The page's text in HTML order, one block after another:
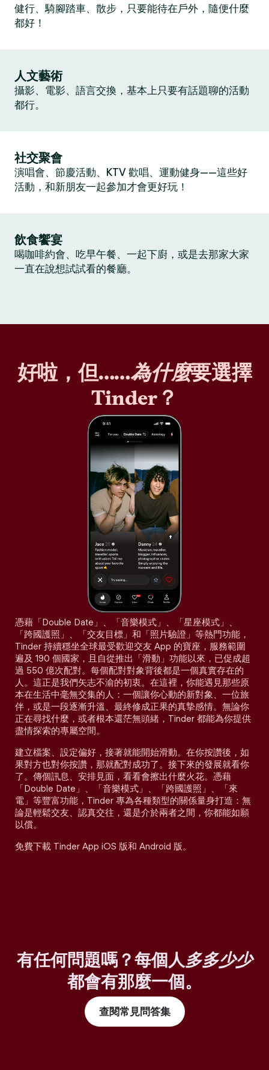
健行、騎腳踏車、散步，只要能待在戶外，隨便什麼
都好！
人文藝術
攝影、電影、語言交換，基本上只要有話題聊的活動
都行。
社交聚會
演唱會、節慶活動、KTV 歡唱、運動健身——這些好
活動，和新朋友一起參加才會更好玩！
飲食饗宴
喝咖啡約會、吃早午餐、一起下廚，或是去那家大家
一直在說想試試看的餐廳。
好啦，但……為什麼要選擇
Tinder？
憑藉「Double Date」、「音樂模式」、「星座模式」、
「跨國護照」、「交友目標」和「照片驗證」等熱門功能，
Tinder 持續穩坐全球最受歡迎交友 App 的寶座，服務範圍
遍及 190 個國家，且自從推出「滑動」功能以來，已促成超
過 550 億次配對。每個配對對象背後都是一個真實存在的
人。這正是我們矢志不渝的初衷。在這裡，你能遇見那些原
本在生活中毫無交集的人：一個讓你心動的新對象、一位旅
伴，或是一段逐漸升溫、最終修成正果的真摯感情。無論你
正在尋找什麼，或者根本還茫無頭緒，Tinder 都能為你提供
盡情探索的專屬空間。
建立檔案、設定偏好，接著就能開始滑動。在你按讚後，如
果對方也對你按讚，那就配對成功了。接下來的發展就看你
了。傳個訊息、安排見面，看看會擦出什麼火花。憑藉
「Double Date」、「音樂模式」、「跨國護照」、「來
電」等豐富功能，Tinder 專為各種類型的關係量身打造：無
論是輕鬆交友、認真交往，還是介於兩者之間，你都能如願
以償。
免費下載 Tinder App iOS 版和 Android 版。
有任何問題嗎？每個人多多少少
都會有那麼一個。
查閱常見問答集